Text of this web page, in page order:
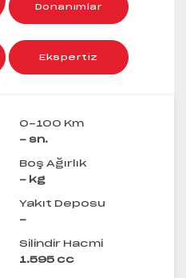
Donanımlar
Ekspertiz
0-100 Km
- sn.
Boş Ağırlık
- kg
Yakıt Deposu
-
Silindir Hacmi
1.595 cc